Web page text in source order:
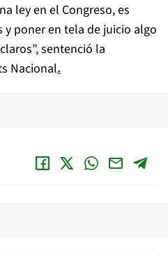
ley en el Congreso, es
poner en tela de juicio algo
sentenció la
Nacional.